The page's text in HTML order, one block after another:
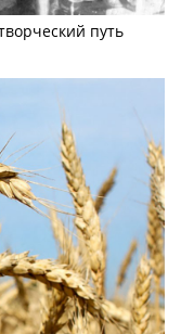
путь